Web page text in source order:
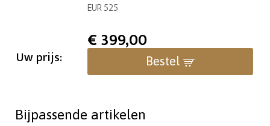
EUR 525
Uw prijs:
€399,00
Bestel
Bijpassende artikelen